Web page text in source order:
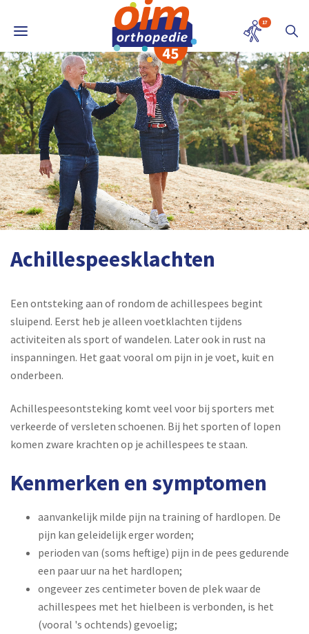
17
Achillespeesklachten
Een ontsteking aan of rondom de achillespees begint
sluipend. Eerst heb je alleen voetklachten tijdens
activiteiten als sport of wandelen. Later ook in rust na
inspanningen. Het gaat vooral om pijn in je voet, kuit en
onderbeen.
Achillespeesontsteking komt veel voor bij sporters met
verkeerde of versleten schoenen. Bij het sporten of lopen
komen zware krachten op je achillespees te staan.
Kenmerken en symptomen
aanvankelijk milde pijn na training of hardlopen. De
pijn kan geleidelijk erger worden;
perioden van (soms heftige) pijn in de pees gedurende
een paar uur na het hardlopen;
ongeveer zes centimeter boven de plek waar de
achillespees met het hielbeen is verbonden, is het
(vooral 's ochtends) gevoelig;